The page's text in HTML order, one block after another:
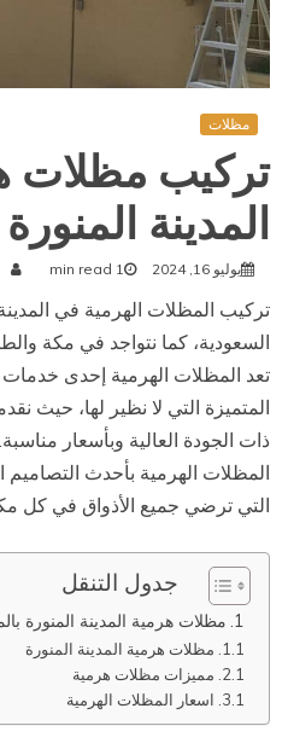
مظلات
تركيب مظلات
المدينة المنورة
يوليو 16, 2024 1 min read
تركيب المظلات الهرمية في المدينة
السعودية، كما نتواجد في مكة
تعد المظلات الهرمية إحدى
المتميزة التي لا نظير لها، حيث
ذات الجودة العالية وبأسعار
المظلات الهرمية بأحدث التصاميم
التي ترضي جميع الأذواق في كل
جدول التنقل
مظلات هرمية المدينة المنورة
مظلات هرمية المدينة المنورة
مميزات مظلات هرمية
اسعار المظلات الهرمية